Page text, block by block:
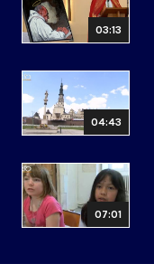
03:13
04:43
07:01